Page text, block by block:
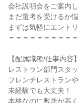
会社説明会をご案内
まだ選考を受けるか
まずは気軽にエント
＝＝＝＝＝＝＝＝＝
【配属職種/仕事内容】
レストラン部門スタッ
フレンチレストラン
未経験でも大丈夫！
本格なのに敷居が高